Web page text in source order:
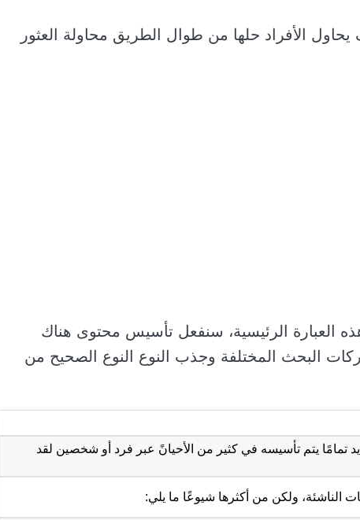
الأفراد حلها من طوال الطريق محاولة العثور
العبارة الرئيسية، سنفعل تأسيس محتوى هناك
البحث المختلفة وجذب النوع النوع الصحيح من
يتم تأسيسه في كثير من الأحيانً عبر فرد أو شخصين لقد
الناشئة، ولكن من أكثرها شيوعًا ما يلي: